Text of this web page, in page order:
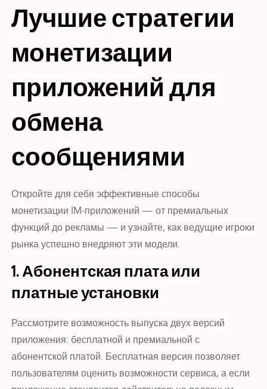
Лучшие стратегии
монетизации
приложений для
обмена
сообщениями
Откройте для себя эффективные способы
монетизации IM-приложений — от премиальных
функций до рекламы — и узнайте, как ведущие игроки
рынка успешно внедряют эти модели.
1. Абонентская плата или
платные установки
Рассмотрите возможность выпуска двух версий
приложения: бесплатной и премиальной с
абонентской платой. Бесплатная версия позволяет
пользователям оценить возможности сервиса, а если